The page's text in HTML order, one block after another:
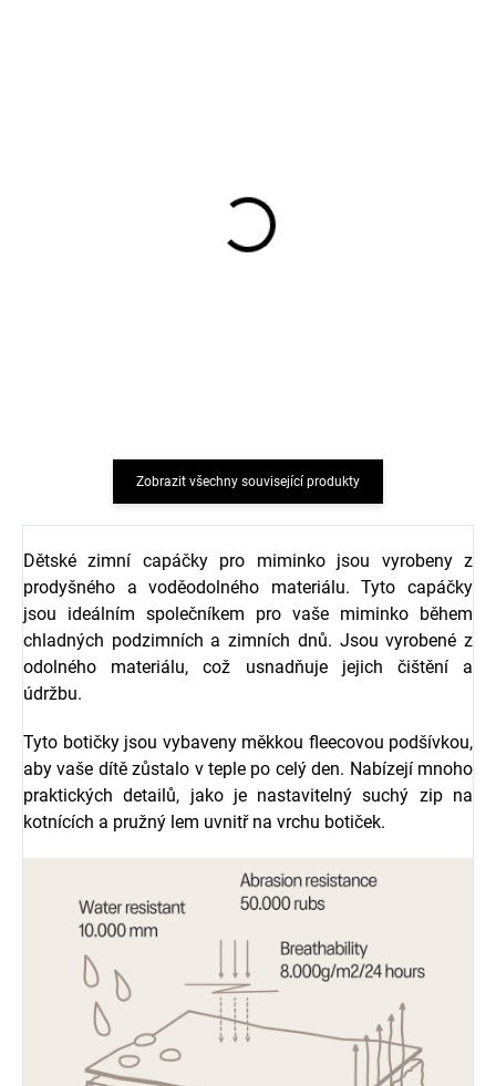
Zobrazit všechny související produkty
Dětské zimní capáčky pro miminko jsou vyrobeny z
prodyšného a voděodolného materiálu. Tyto capáčky
jsou ideálním společníkem pro vaše miminko během
chladných podzimních a zimních dnů. Jsou vyrobené z
odolného materiálu, což usnadňuje jejich čištění a
údržbu.
Tyto botičky jsou vybaveny měkkou fleecovou podšívkou,
aby vaše dítě zůstalo v teple po celý den. Nabízejí mnoho
praktických detailů, jako je nastavitelný suchý zip na
kotnících a pružný lem uvnitř na vrchu botiček.